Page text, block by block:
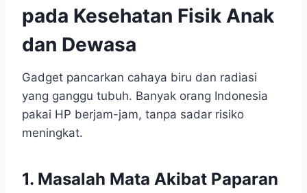
pada Kesehatan Fisik Anak
dan Dewasa
Gadget pancarkan cahaya biru dan radiasi
yang ganggu tubuh. Banyak orang Indonesia
pakai HP berjam-jam, tanpa sadar risiko
meningkat.
1. Masalah Mata Akibat Paparan